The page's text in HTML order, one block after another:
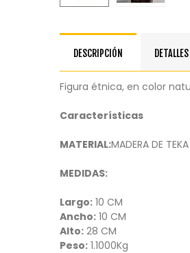
DESCRIPCIÓN
Figura étnica, en color
Características
MATERIAL:MADERA DE TEKA
MEDIDAS:
Largo: 10 CM
Ancho: 10 CM
Alto: 28 CM
Peso: 1.1000Kg